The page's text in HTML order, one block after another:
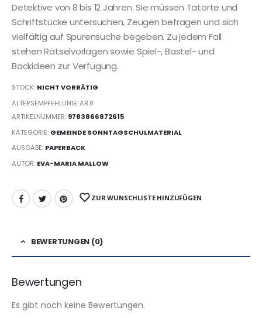
Detektive von 8 bis 12 Jahren. Sie müssen Tatorte und
Schriftstücke untersuchen, Zeugen befragen und sich
vielfältig auf Spurensuche begeben. Zu jedem Fall
stehen Rätselvorlagen sowie Spiel-, Bastel- und
Backideen zur Verfügung.
STOCK: NICHT VORRÄTIG
ALTERSEMPFEHLUNG: AB 8
ARTIKELNUMMER: 9783866872615
KATEGORIE: GEMEINDE SONNTAGSCHULMATERIAL
AUSGABE: PAPERBACK
AUTOR: EVA-MARIA MALLOW
ZUR WUNSCHLISTE HINZUFÜGEN
BEWERTUNGEN (0)
Bewertungen
Es gibt noch keine Bewertungen.